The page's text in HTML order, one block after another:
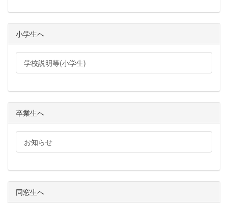
小学生へ
学校説明等(小学生)
卒業生へ
お知らせ
同窓生へ